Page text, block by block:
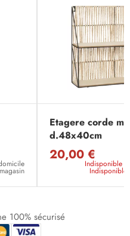
Etagere corde
d.48x40cm
20,00 €
Indisponible
Indisponible
100% sécurisé